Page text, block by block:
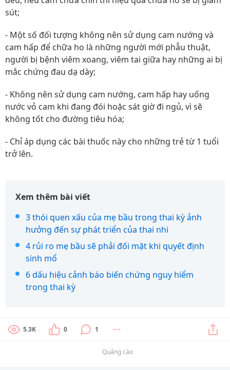
sút;
- Một số đối tượng không nên sử dụng cam nướng và
cam hấp để chữa ho là những người mới phẫu thuật,
người bị bệnh viêm xoang, viêm tai giữa hay những ai bị
mắc chứng đau dạ dày;
- Không nên sử dụng cam nướng, cam hấp hay uống
nước vỏ cam khi đang đói hoặc sát giờ đi ngủ, vì sẽ
không tốt cho đường tiêu hóa;
- Chỉ áp dụng các bài thuốc này cho những trẻ từ 1 tuổi
trở lên.
Xem thêm bài viết
3 thói quen xấu của mẹ bầu trong thai kỳ ảnh
hưởng đến sự phát triển của thai nhi
4 rủi ro mẹ bầu sẽ phải đối mặt khi quyết định
sinh mổ
6 dấu hiệu cảnh báo biến chứng nguy hiểm
trong thai kỳ
5.3K 0 1
Quảng cáo